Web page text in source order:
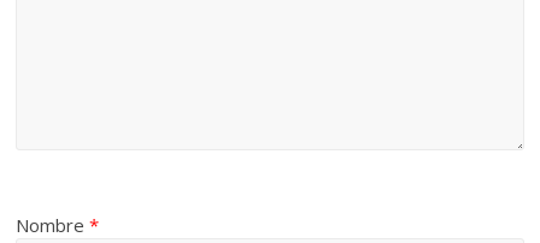
Nombre*